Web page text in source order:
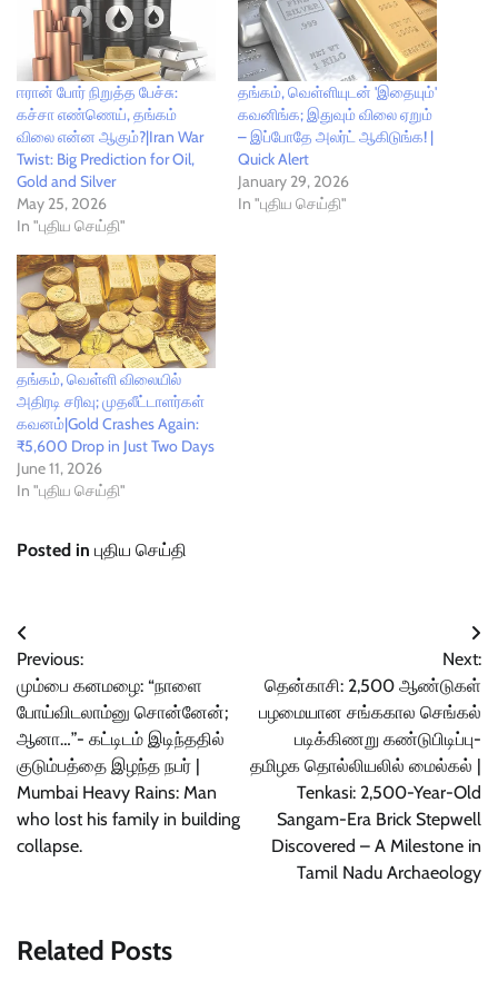
ஈரான் போர் நிறுத்த பேச்சு:
கச்சா எண்ணெய், தங்கம்
விலை என்ன ஆகும்?|Iran War
Twist: Big Prediction for Oil,
Gold and Silver
May 25, 2026
In "புதிய செய்தி"
தங்கம், வெள்ளியுடன் 'இதையும்'
கவனிங்க; இதுவும் விலை ஏறும்
– இப்போதே அலர்ட் ஆகிடுங்க! |
Quick Alert
January 29, 2026
In "புதிய செய்தி"
தங்கம், வெள்ளி விலையில்
அதிரடி சரிவு; முதலீட்டாளர்கள்
கவனம்|Gold Crashes Again:
₹5,600 Drop in Just Two Days
June 11, 2026
In "புதிய செய்தி"
Posted in புதிய செய்தி
Post
navigation
Previous:
மும்பை கனமழை: “நாளை
போய்விடலாம்னு சொன்னேன்;
ஆனா…”- கட்டிடம் இடிந்ததில்
குடும்பத்தை இழந்த நபர் |
Mumbai Heavy Rains: Man
who lost his family in building
collapse.
Next:
தென்காசி: 2,500 ஆண்டுகள்
பழமையான சங்ககால செங்கல்
படிக்கிணறு கண்டுபிடிப்பு-
தமிழக தொல்லியலில் மைல்கல் |
Tenkasi: 2,500-Year-Old
Sangam-Era Brick Stepwell
Discovered – A Milestone in
Tamil Nadu Archaeology
Related Posts